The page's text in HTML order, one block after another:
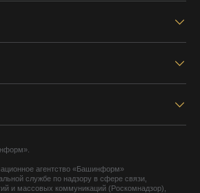
агентство «Башинформ»
службе по надзору в сфере связи,
и массовых коммуникаций (Роскомнадзор),